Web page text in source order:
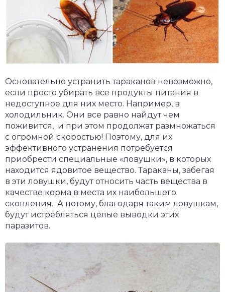
Основательно устранить тараканов невозможно,
если просто убирать все продукты питания в
недоступное для них место. Например, в
холодильник. Они все равно найдут чем
поживится, и при этом продолжат размножаться
с огромной скоростью! Поэтому, для их
эффективного устранения потребуется
приобрести специальные «ловушки», в которых
находится ядовитое вещество. Тараканы, забегая
в эти ловушки, будут относить часть вещества в
качестве корма в места их наибольшего
скопления. А потому, благодаря таким ловушкам,
будут истребляться целые выводки этих
паразитов.